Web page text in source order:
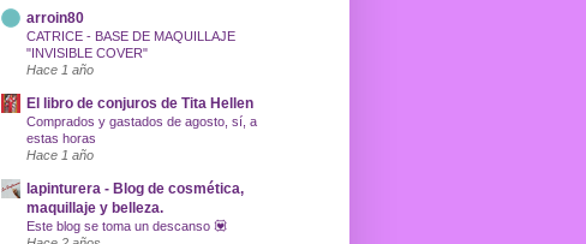
arroin80
CATRICE - BASE DE MAQUILLAJE
"INVISIBLE COVER"
Hace 1 año
El libro de conjuros de Tita Hellen
Comprados y gastados de agosto, sí, a
estas horas
Hace 1 año
lapinturera - Blog de cosmética,
maquillaje y belleza.
Este blog se toma un descanso 💟